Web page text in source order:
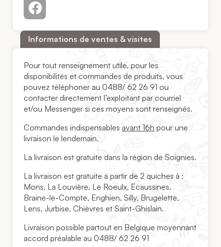
Informations de ventes & visites
Pour tout renseignement utile, pour les
disponibilités et commandes de produits, vous
pouvez téléphoner au 0488/ 62 26 91 ou
contacter directement l’exploitant par courriel
et/ou Messenger si ces moyens sont renseignés.
Commandes indispensables avant 16h pour une
livraison le lendemain.
La livraison est gratuite dans la région de Soignies.
​La livraison est gratuite à partir de 2 quiches à :
Mons, La Louvière, Le Roeulx, Ecaussines,
Braine-le-Compte, Enghien, Silly, Brugelette,
Lens, Jurbise, Chièvres et Saint-Ghislain.
​Livraison possible partout en Belgique moyennant
accord préalable au 0488/ 62 26 91